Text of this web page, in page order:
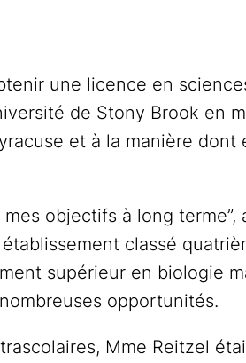
une licence en
de Stony Brook en
et à la manière dont
mes objectifs à long
établissement classé
supérieur en biologie
opportunités.
Mme Reitzel